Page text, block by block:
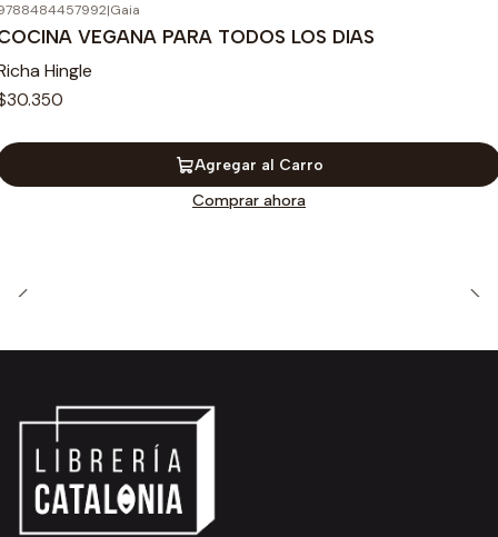
|Gaia
VEGANA PARA TODOS LOS DIAS
Hingle
Agregar al Carro
Comprar ahora